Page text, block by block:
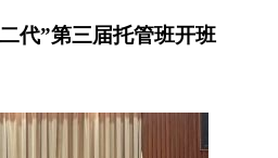
代”第三届托管班开班